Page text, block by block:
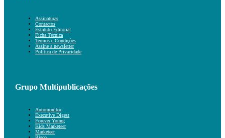
Assinaturas
Contactos
Estatuto Editorial
Ficha Técnica
Termos e Condições
Assine a newsletter
Política de Privacidade
Grupo Multipublicações
Automonitor
Executive Digest
Forever Young
Kids Marketeer
Marketeer